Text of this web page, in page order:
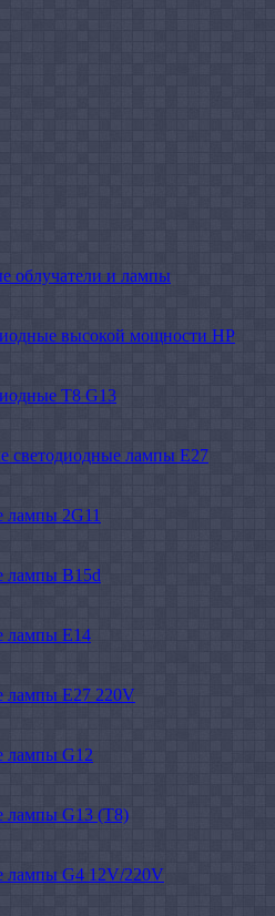
облучатели и лампы
высокой мощности HP
Т8 G13
светодиодные лампы E27
лампы 2G11
лампы B15d
лампы E14
лампы E27 220V
лампы G12
лампы G13 (T8)
лампы G4 12V/220V